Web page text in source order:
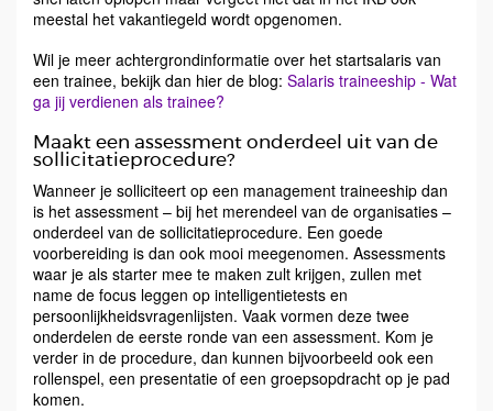
meestal het vakantiegeld wordt opgenomen.
Wil je meer achtergrondinformatie over het startsalaris van
een trainee, bekijk dan hier de blog: Salaris traineeship - Wat
ga jij verdienen als trainee?
Maakt een assessment onderdeel uit van de
sollicitatieprocedure?
Wanneer je solliciteert op een management traineeship dan
is het assessment – bij het merendeel van de organisaties –
onderdeel van de sollicitatieprocedure. Een goede
voorbereiding is dan ook mooi meegenomen. Assessments
waar je als starter mee te maken zult krijgen, zullen met
name de focus leggen op intelligentietests en
persoonlijkheidsvragenlijsten. Vaak vormen deze twee
onderdelen de eerste ronde van een assessment. Kom je
verder in de procedure, dan kunnen bijvoorbeeld ook een
rollenspel, een presentatie of een groepsopdracht op je pad
komen.